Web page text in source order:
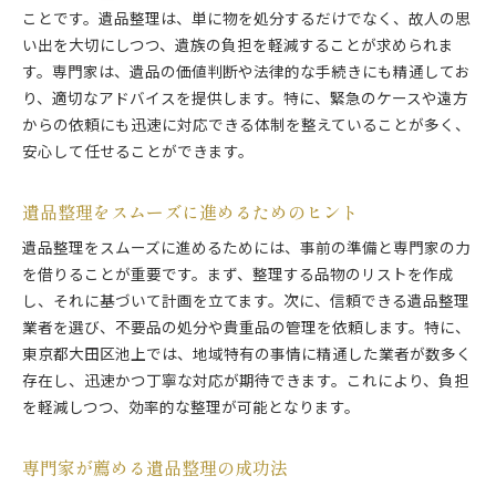
ことです。遺品整理は、単に物を処分するだけでなく、故人の思
い出を大切にしつつ、遺族の負担を軽減することが求められま
す。専門家は、遺品の価値判断や法律的な手続きにも精通してお
り、適切なアドバイスを提供します。特に、緊急のケースや遠方
からの依頼にも迅速に対応できる体制を整えていることが多く、
安心して任せることができます。
遺品整理をスムーズに進めるためのヒント
遺品整理をスムーズに進めるためには、事前の準備と専門家の力
を借りることが重要です。まず、整理する品物のリストを作成
し、それに基づいて計画を立てます。次に、信頼できる遺品整理
業者を選び、不要品の処分や貴重品の管理を依頼します。特に、
東京都大田区池上では、地域特有の事情に精通した業者が数多く
存在し、迅速かつ丁寧な対応が期待できます。これにより、負担
を軽減しつつ、効率的な整理が可能となります。
専門家が薦める遺品整理の成功法